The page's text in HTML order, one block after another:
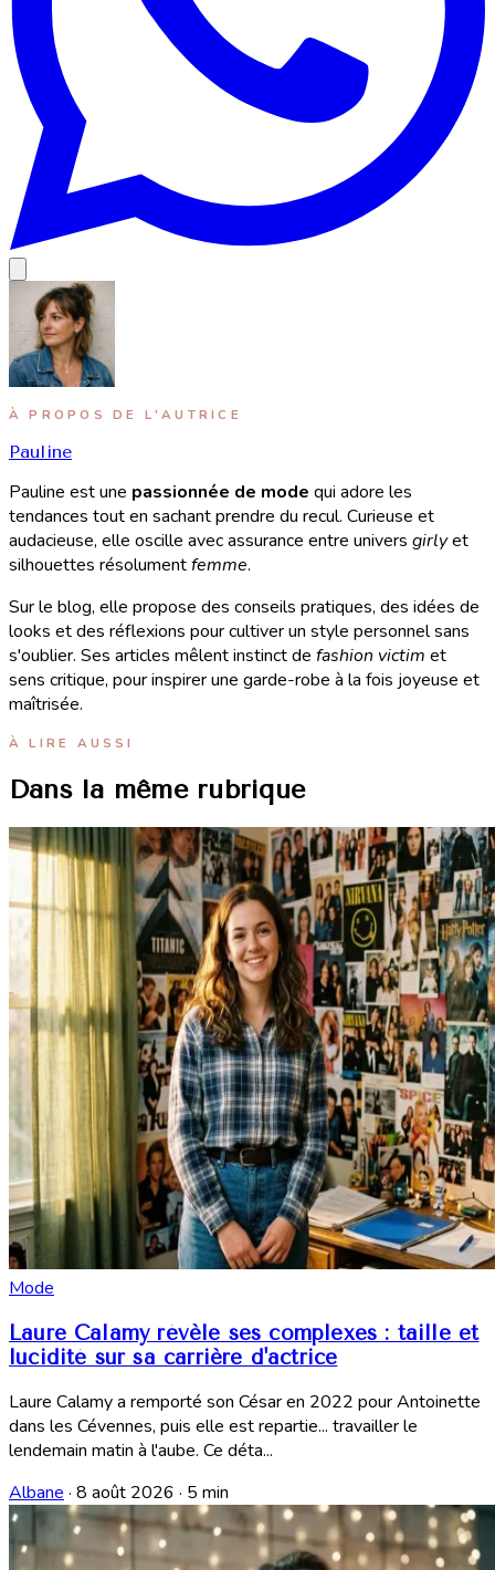
À PROPOS DE L'AUTRICE
Pauline
Pauline est une passionnée de mode qui adore les
tendances tout en sachant prendre du recul. Curieuse et
audacieuse, elle oscille avec assurance entre univers girlyet
silhouettes résolumentfemme.
Sur le blog, elle propose des conseils pratiques, des idées de
looks et des réflexions pour cultiver un style personnel sans
s'oublier. Ses articles mêlent instinct de fashion victim et
sens critique, pour inspirer une garde-robe à la fois joyeuse et
maîtrisée.
À LIRE AUSSI
Dans la même rubrique
Mode
Laure Calamy révèle ses complexes : taille et
lucidité sur sa carrière d'actrice
Laure Calamy a remporté son César en 2022 pour Antoinette
dans les Cévennes, puis elle est repartie... travailler le
lendemain matin à l'aube. Ce déta...
Albane· 8 août 2026 · 5 min